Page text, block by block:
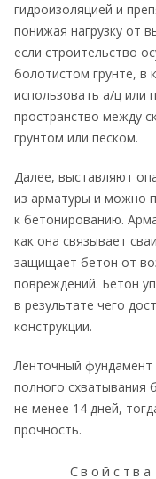
гидроизоляцией и
понижая нагрузку от
если строительство
болотистом грунте, в
использовать а/ц или
пространство между
грунтом или песком.
Далее, выставляют
из арматуры и можно
к бетонированию.
как она связывает
защищает бетон от
повреждений. Бетон
в результате чего
конструкции.
Ленточный фундамент
полного схватывания
не менее 14 дней,
прочность.